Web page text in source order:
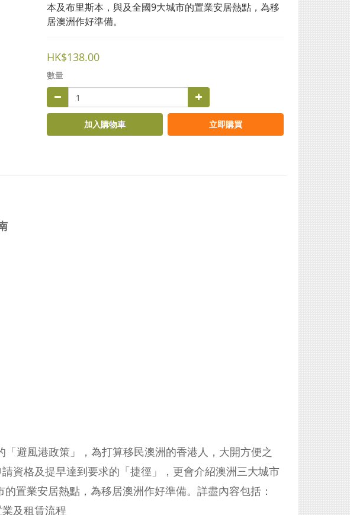
本及布里斯本，與及全國9大城市的置業安居熱點，為移
居澳洲作好準備。
HK$138.00
數量
加入購物車 立即購買
避風港政策」，為打算移民澳洲的香港人，大開方便之
資格及提早達到要求的「捷徑」，更會介紹澳洲三大城市
置業安居熱點，為移居澳洲作好準備。詳盡內容包括：
及租賃流程